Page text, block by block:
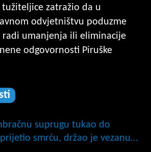
tužiteljice zatražio da u
odvjetništvu poduzme
umanjenja ili eliminacije
odgovornosti Piruške
suprugu tukao do
smrću, držao je vezanu…